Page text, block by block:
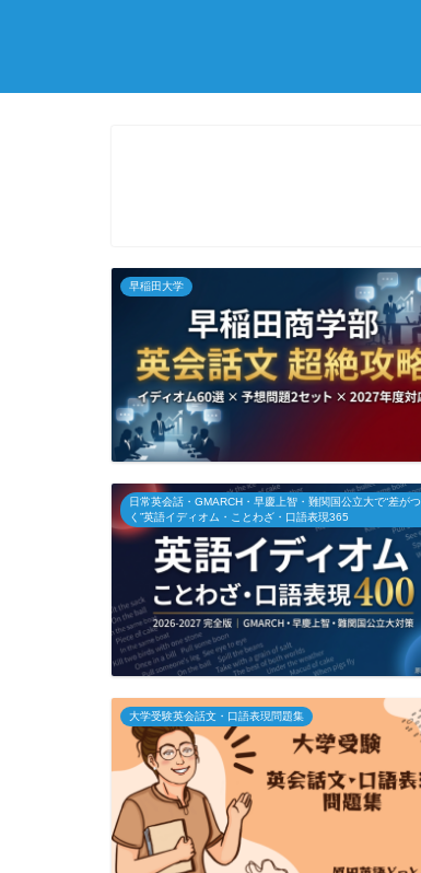
早稲田大学
日常英会話・GMARCH・早慶上智・難関国公立大で“差がつ
く”英語イディオム・ことわざ・口語表現365
大学受験英会話文・口語表現問題集